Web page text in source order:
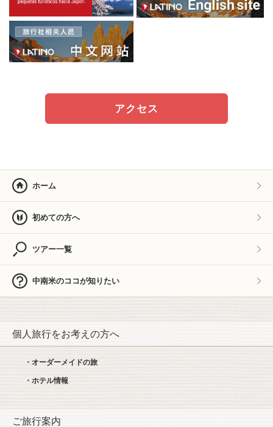
アクセス
ホーム
初めての方へ
ツアー一覧
中南米のココが知りたい
個人旅行をお考えの方へ
・オーダーメイドの旅
・ホテル情報
ご旅行案内